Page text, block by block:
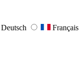
Deutsch Français